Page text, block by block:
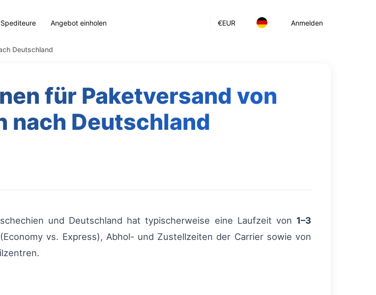
€EUR Anmelden
Angebot einholen
Deutschland
für Paketversand von
nach Deutschland
und Deutschland hat typischerweise eine Laufzeit von 1–3
vs. Express), Abhol- und Zustellzeiten der Carrier sowie von